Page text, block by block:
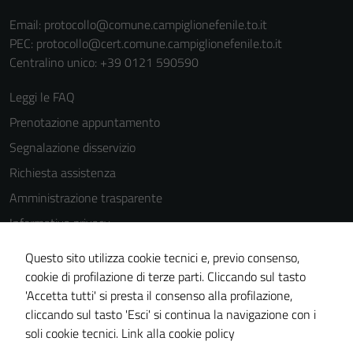
Email: protocollo@comune.campiglionefenile.to.it
PEC: protocollo@cert.comune.campiglionefenile.to.it
Centralino unico: +39 0121 590590
Leggi le FAQ
Prenotazione appuntamento
Segnalazione disservizio
Richiesta assistenza
Amministrazione trasparente
Informativa privacy
Cookie Policy
Note legali
Dichiarazione di accessibilità
Piano di miglioramento del sito
Questo sito utilizza cookie tecnici e, previo consenso,
cookie di profilazione di terze parti. Cliccando sul tasto
'Accetta tutti' si presta il consenso alla profilazione,
cliccando sul tasto 'Esci' si continua la navigazione con i
soli cookie tecnici. Link alla cookie policy
essere
Questi cookie
non raccolgono
informazioni
personali.